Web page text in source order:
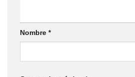
Nombre *